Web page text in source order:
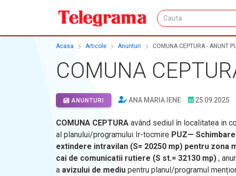
Acasa Articole Anunturi COMUNA CEPTURA - ANUNT
COMUNA
ANUNTURI ANA MARIA IENE 25.09.2025
COMUNA CEPTURA având sediul în localitatea in
al planului/programului Ir-tocmire PUZ—
extindere intravilan (S= 20250 mp) pentru
cai de comunicatii rutiere (S st.= 32130 mp) ,
a avizului de mediu pentru planul/programul